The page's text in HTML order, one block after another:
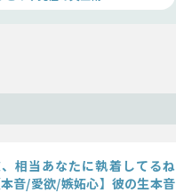
相当あなたに執着してるね
本音/愛欲/嫉妬心】彼の生本音